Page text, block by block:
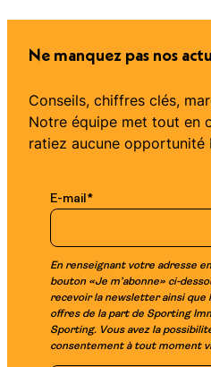
Ne manquez pas nos
Conseils, chiffres clés,
Notre équipe met tout en
ratiez aucune opportunité
E-mail*
En renseignant votre adresse
bouton «Je m’abonne» ci-
recevoir la newsletter ainsi que
offres de la part de Sporting
Sporting. Vous avez la
consentement à tout moment